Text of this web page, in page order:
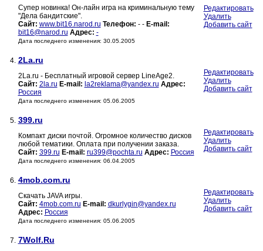
Супер новинка! Он-лайн игра на криминальную тему
"Дела бандитские".
Сайт: www.bit16.narod.ru Телефон: - - E-mail:
bit16@narod.ru Адрес: -
Дата последнего изменения: 30.05.2005
Редактировать
Удалить
Добавить сайт
4. 2La.ru
2La.ru - Бесплатный игровой сервер LineAge2.
Сайт: 2la.ru E-mail: la2reklama@yandex.ru Адрес:
Россия
Дата последнего изменения: 05.06.2005
Редактировать
Удалить
Добавить сайт
5. 399.ru
Компакт диски почтой. Огромное количество дисков
любой тематики. Оплата при получении заказа.
Сайт: 399.ru E-mail: ru399@pochta.ru Адрес: Россия
Дата последнего изменения: 06.04.2005
Редактировать
Удалить
Добавить сайт
6. 4mob.com.ru
Скачать JAVA игры.
Сайт: 4mob.com.ru E-mail: dkurlygin@yandex.ru
Адрес: Россия
Дата последнего изменения: 05.06.2005
Редактировать
Удалить
Добавить сайт
7. 7Wolf.Ru